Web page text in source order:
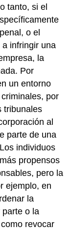
tanto, si el
o el
infringir una
la
Por
un entorno
por
tribunales
al
parte de una
individuos
propensos
pero la
ejemplo, en
la
parte o la
revocar